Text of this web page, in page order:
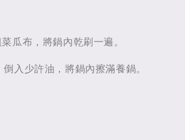
瓜布，將鍋內乾刷一遍。
入少許油，將鍋內擦滿養鍋。